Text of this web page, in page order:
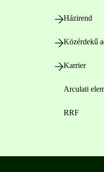
Házirend
Közérdekű
Karrier
Arculati
RRF